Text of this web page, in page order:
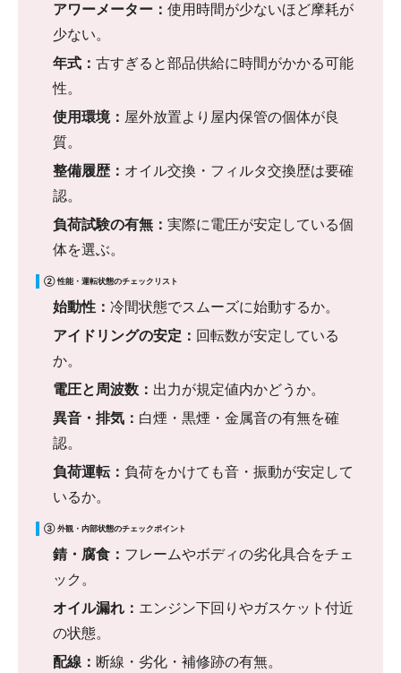
アワーメーター： 使用時間が少ないほど摩耗が
少ない。
年式： 古すぎると部品供給に時間がかかる可能
性。
使用環境： 屋外放置より屋内保管の個体が良
質。
整備履歴： オイル交換・フィルタ交換歴は要確
認。
負荷試験の有無： 実際に電圧が安定している個
体を選ぶ。
② 性能・運転状態のチェックリスト
始動性： 冷間状態でスムーズに始動するか。
アイドリングの安定： 回転数が安定している
か。
電圧と周波数： 出力が規定値内かどうか。
異音・排気： 白煙・黒煙・金属音の有無を確
認。
負荷運転： 負荷をかけても音・振動が安定して
いるか。
③ 外観・内部状態のチェックポイント
錆・腐食： フレームやボディの劣化具合をチェ
ック。
オイル漏れ： エンジン下回りやガスケット付近
の状態。
配線： 断線・劣化・補修跡の有無。